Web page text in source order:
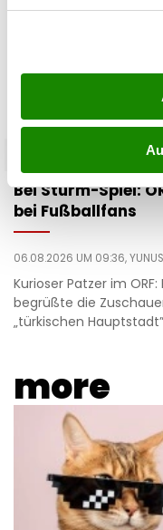
Bei Sturm-Spiel:
bei Fußballfans
06.08.2026 UM 09:36,
Kurioser Patzer im
begrüßte die
„türkischen
more